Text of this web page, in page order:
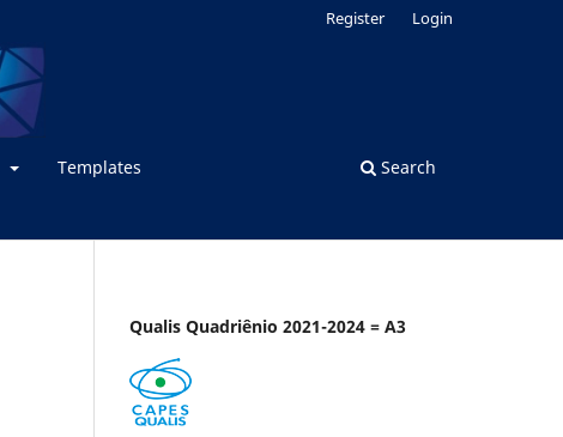
Templates Search
Register Login
Qualis Quadriênio 2021-2024 = A3